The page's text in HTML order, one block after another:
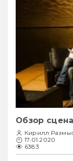
Обзор
Кирилл
17.01.2020
6383